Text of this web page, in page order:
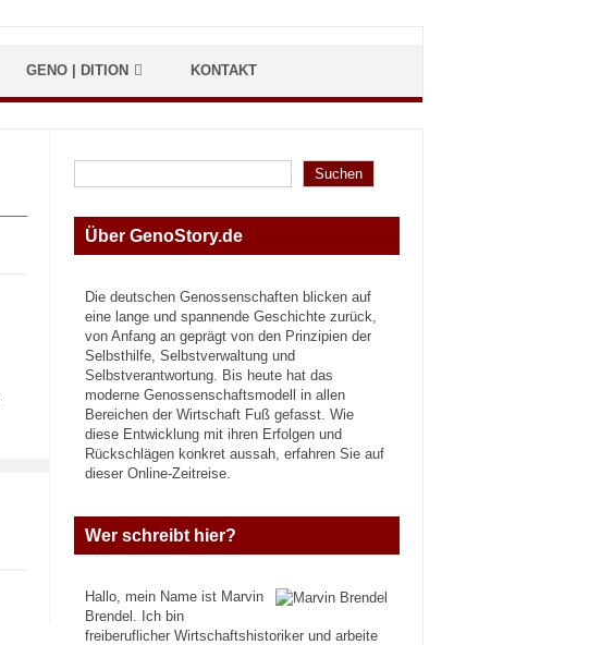
GENO | DITION KONTAKT
Suchen
Suchen
Über GenoStory.de
Die deutschen Genossenschaften blicken auf
eine lange und spannende Geschichte zurück,
von Anfang an geprägt von den Prinzipien der
Selbsthilfe, Selbstverwaltung und
Selbstverantwortung. Bis heute hat das
moderne Genossenschaftsmodell in allen
Bereichen der Wirtschaft Fuß gefasst. Wie
diese Entwicklung mit ihren Erfolgen und
Rückschlägen konkret aussah, erfahren Sie auf
dieser Online-Zeitreise.
Wer schreibt hier?
Hallo, mein Name ist Marvin
Brendel. Ich bin
freiberuflicher Wirtschaftshistoriker und arbeite